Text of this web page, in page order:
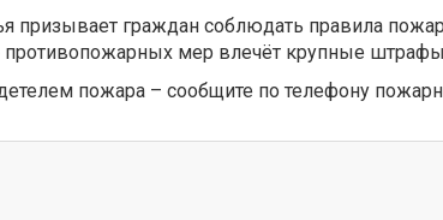
граждан соблюдать правила
мер влечёт крупные
пожара – сообщите по телефону